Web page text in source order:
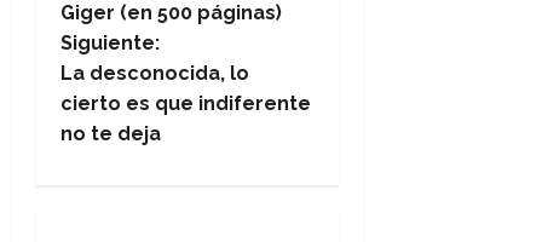
a
v
e
Giger (en 500 páginas)
Siguiente:
La desconocida, lo
cierto es que indiferente
no te deja